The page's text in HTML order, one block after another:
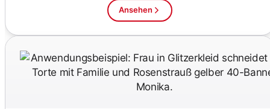
Ansehen